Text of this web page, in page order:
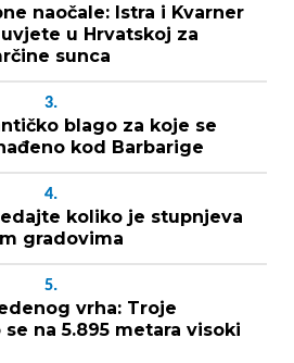
naočale: Istra i Kvarner
u Hrvatskoj za
sunca
3.
blago za koje se
kod Barbarige
4.
koliko je stupnjeva
gradovima
5.
vrha: Troje
na 5.895 metara visoki